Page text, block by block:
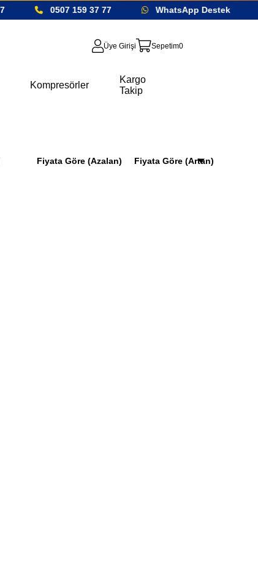
0507 159 37 77 WhatsApp Destek
Üye Girişi Sepetim0
Kompresörler
Kargo
Takip
Fiyata Göre (Artan)
Fiyata Göre (Azalan)